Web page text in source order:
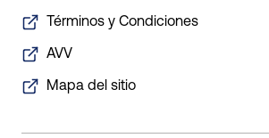
Términos y Condiciones
AVV
Mapa del sitio